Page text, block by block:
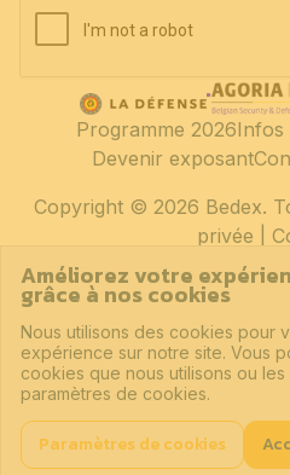
Copyright © 2026 Bedex.
privée
Programme 2026Infos
Devenir exposant
Améliorez votre
grâce à nos cookies
Nous utilisons des cookies pour
expérience sur notre site. Vous
cookies que nous utilisons ou
paramètres de cookies.
Paramètres de cookies